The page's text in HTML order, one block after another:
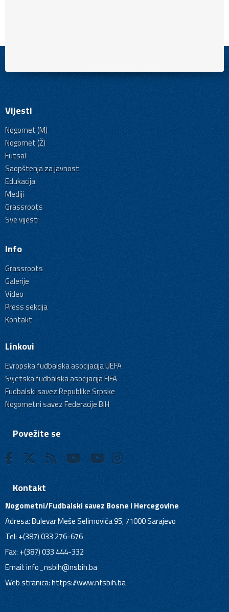
Vijesti
Nogomet (M)
Nogomet (Ž)
Futsal
Saopštenja za javnost
Edukacija
Mediji
Grassroots
Sve vijesti
Info
Grassroots
Galerije
Video
Press sekcija
Kontakt
Linkovi
Evropska fudbalska asocijacija UEFA
Svjetska fudbalska asocijacija FIFA
Fudbalski savez Republike Srpske
Nogometni savez Federacije BiH
Povežite se
Kontakt
Nogometni/Fudbalski savez Bosne i Hercegovine
Adresa: Bulevar Meše Selimovića 95, 71000 Sarajevo
Tel: +(387) 033 276-676
Fax: +(387) 033 444-332
Email:info_nsbih@nsbih.ba
Web stranica: https://www.nfsbih.ba